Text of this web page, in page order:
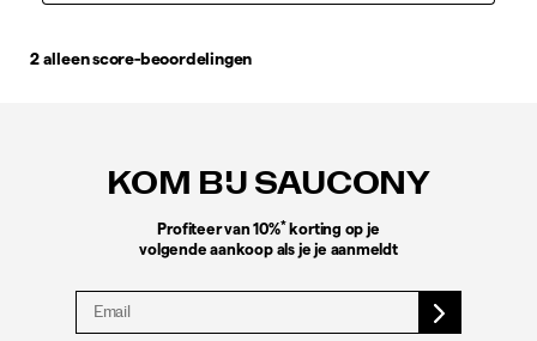
KOM BIJ SAUCONY
Profiteer van 10%* korting op je
volgende aankoop als je je aanmeldt